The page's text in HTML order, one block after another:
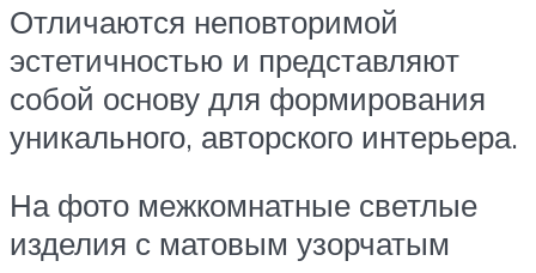
Отличаются неповторимой
эстетичностью и представляют
собой основу для формирования
уникального, авторского интерьера.
На фото межкомнатные светлые
изделия с матовым узорчатым